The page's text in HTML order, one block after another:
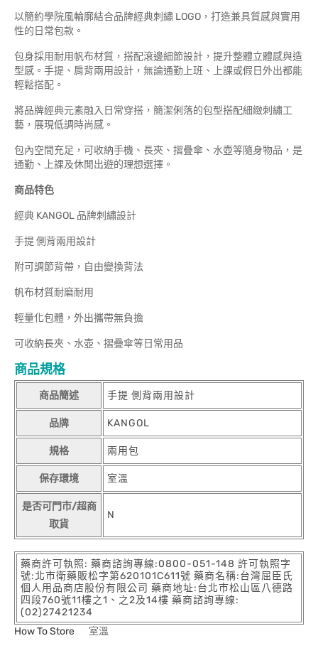
以簡約學院風輪廓結合品牌經典刺繡 LOGO，打造兼具質感與實用
性的日常包款。
包身採用耐用帆布材質，搭配滾邊細節設計，提升整體立體感與造
型感。手提、肩背兩用設計，無論通勤上班、上課或假日外出都能
輕鬆搭配。
將品牌經典元素融入日常穿搭，簡潔俐落的包型搭配細緻刺繡工
藝，展現低調時尚感。
包內空間充足，可收納手機、長夾、摺疊傘、水壺等隨身物品，是
通勤、上課及休閒出遊的理想選擇。
商品特色
經典 KANGOL 品牌刺繡設計
手提 側背兩用設計
附可調節背帶，自由變換背法
帆布材質耐磨耐用
輕量化包體，外出攜帶無負擔
可收納長夾、水壺、摺疊傘等日常用品
商品規格
商品簡述 手提 側背兩用設計
品牌 KANGOL
規格 兩用包
保存環境 室溫
是否可門市/超商
取貨
N
藥商許可執照: 藥商諮詢專線:0800-051-148 許可執照字
號:北市衛藥販松字第620101C611號 藥商名稱:台灣屈臣氏
個人用品商店股份有限公司 藥商地址:台北市松山區八德路
四段760號11樓之1、之2及14樓 藥商諮詢專線:
(02)27421234
How To Store
室溫